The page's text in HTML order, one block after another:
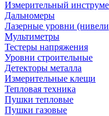
Измерительный
Дальномеры
Лазерные уровни
Мультиметры
Тестеры напряжения
Уровни строительные
Детекторы металла
Измерительные клещи
Тепловая техника
Пушки тепловые
Пушки газовые